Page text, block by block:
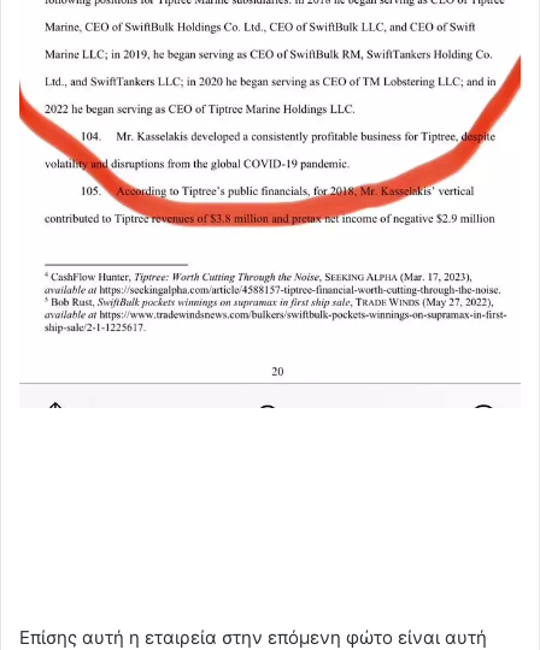
Επίσης αυτή η εταιρεία στην επόμενη φώτο είναι αυτή